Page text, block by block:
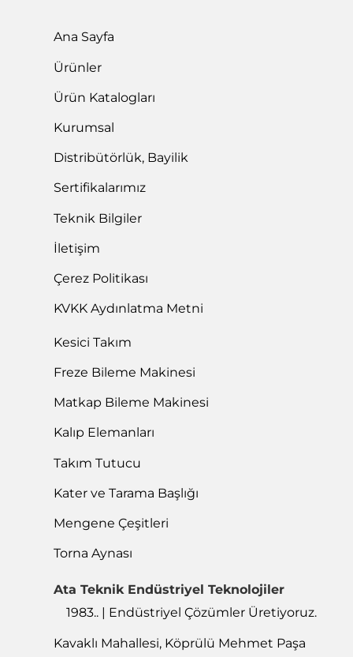
Ana Sayfa
Ürünler
Ürün Katalogları
Kurumsal
Distribütörlük, Bayilik
Sertifikalarımız
Teknik Bilgiler
İletişim
Çerez Politikası
KVKK Aydınlatma Metni
Kesici Takım
Freze Bileme Makinesi
Matkap Bileme Makinesi
Kalıp Elemanları
Takım Tutucu
Kater ve Tarama Başlığı
Mengene Çeşitleri
Torna Aynası
Ata Teknik Endüstriyel Teknolojiler
1983.. | Endüstriyel Çözümler Üretiyoruz.
Kavaklı Mahallesi, Köprülü Mehmet Paşa